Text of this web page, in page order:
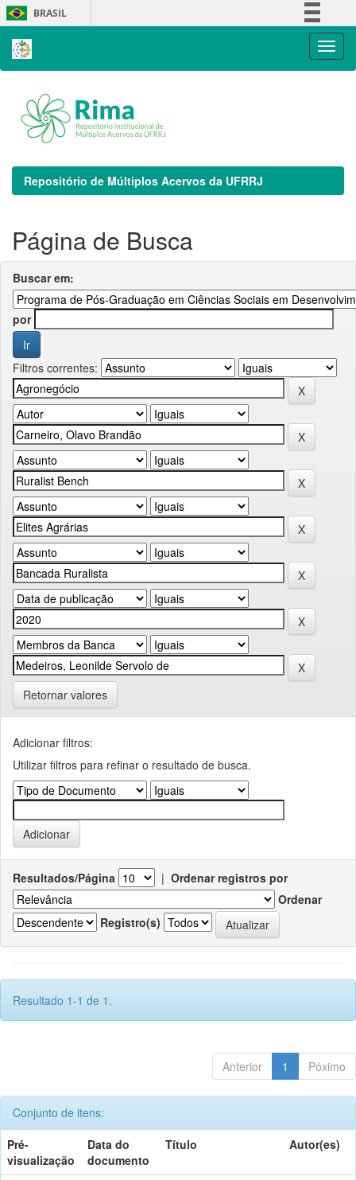
Skip
navigation
BRASIL
Repositório de Múltiplos Acervos da UFRRJ
Página de Busca
Buscar em:
por
Filtros correntes:
Retornar valores
Adicionar filtros:
Utilizar filtros para refinar o resultado de busca.
Resultados/Página | Ordenar registros por
Ordenar
Registro(s)
Resultado 1-1 de 1.
Anterior 1 Póximo
Conjunto de itens:
Pré-
visualização
Data do
documento
Título Autor(es)